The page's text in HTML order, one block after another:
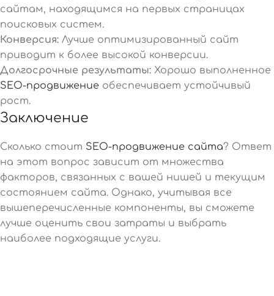
сайтам, находящимся на первых страницах
поисковых систем.
Конверсия: Лучше оптимизированный сайт
приводит к более высокой конверсии.
Долгосрочные результаты: Хорошо выполненное
SEO-продвижение обеспечивает устойчивый
рост.
Заключение
Сколько стоит SEO-продвижение сайта? Ответ
на этот вопрос зависит от множества
факторов, связанных с вашей нишей и текущим
состоянием сайта. Однако, учитывая все
вышеперечисленные компоненты, вы сможете
лучше оценить свои затраты и выбрать
наиболее подходящие услуги.